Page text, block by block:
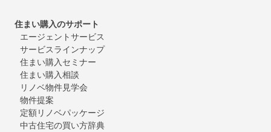
住まい購入のサポート
エージェントサービス
サービスラインナップ
住まい購入セミナー
住まい購入相談
リノベ物件見学会
物件提案
定額リノベパッケージ
中古住宅の買い方辞典